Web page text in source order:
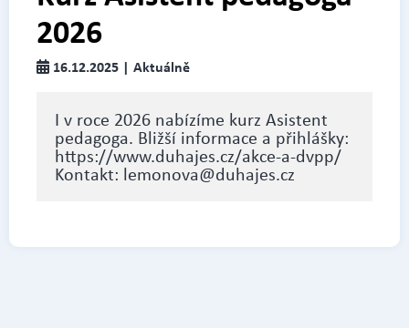
2026
16.12.2025 | Aktuálně
I v roce 2026 nabízíme kurz Asistent
pedagoga. Bližší informace a přihlášky:
https://www.duhajes.cz/akce-a-dvpp/
Kontakt: lemonova@duhajes.cz